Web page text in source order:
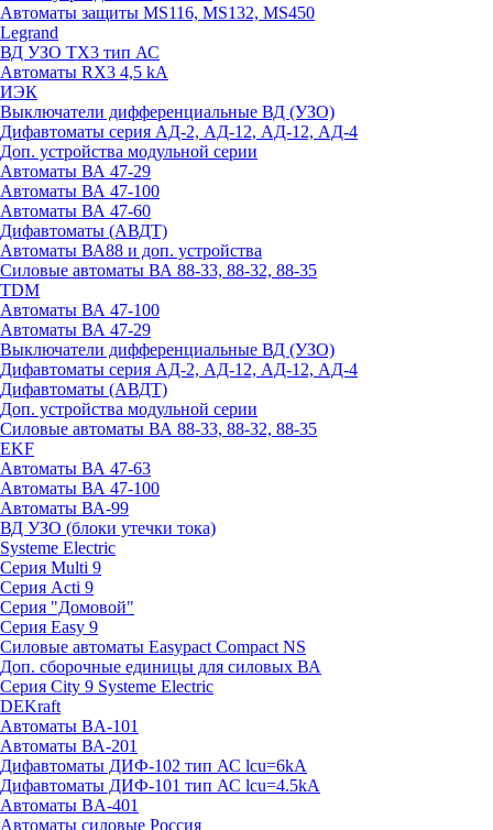
Автоматы защиты MS116, MS132, MS450
Legrand
ВД УЗО TX3 тип АС
Автоматы RX3 4,5 kA
ИЭК
Выключатели дифференциальные ВД (УЗО)
Дифавтоматы серия АД-2, АД-12, АД-12, АД-4
Доп. устройства модульной серии
Автоматы ВА 47-29
Автоматы ВА 47-100
Автоматы ВА 47-60
Дифавтоматы (АВДТ)
Автоматы ВА88 и доп. устройства
Силовые автоматы ВА 88-33, 88-32, 88-35
TDM
Автоматы ВА 47-100
Автоматы ВА 47-29
Выключатели дифференциальные ВД (УЗО)
Дифавтоматы серия АД-2, АД-12, АД-12, АД-4
Дифавтоматы (АВДТ)
Доп. устройства модульной серии
Силовые автоматы ВА 88-33, 88-32, 88-35
EKF
Автоматы ВА 47-63
Автоматы ВА 47-100
Автоматы ВА-99
ВД УЗО (блоки утечки тока)
Systeme Electric
Серия Multi 9
Серия Acti 9
Серия "Домовой"
Серия Easy 9
Силовые автоматы Easypact Compact NS
Доп. сборочные единицы для силовых ВА
Серия City 9 Systeme Electric
DEKraft
Автоматы BA-101
Автоматы ВА-201
Дифавтоматы ДИФ-102 тип АС lcu=6kA
Дифавтоматы ДИФ-101 тип АС lcu=4.5kA
Автоматы BA-401
Автоматы силовые Россия